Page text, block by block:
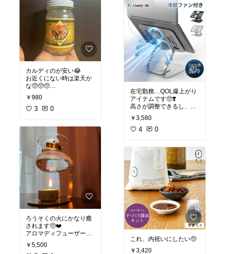
カルディのが安い😂
お近くにない時は楽天か
粉
#調味料
￥980
3 0
ろうそくの火にかなり癒
されます🥺❤️
アロマディフューザーも
すすめ❤️
￥5,500
#オリジナル写真 #アップ
#アップルウ
ォッチバンド
在宅勤務…QOL爆上がり
アイテムです🥺❣️
高さが調整できるし、角
度も調整可能！
レッスンの時にも役立つ
し、娘はiPadを置いてYo
￥3,580
4 0
これ、内祝いにしたい🥺
￥3,420